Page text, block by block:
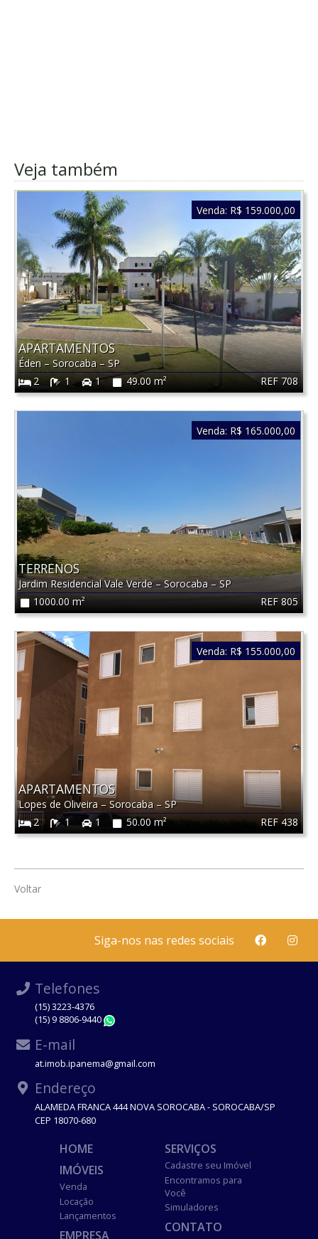
Veja também
REF 708
APARTAMENTOS
Éden –Sorocaba–SP
2
1 1 49.00 m²
Venda: R$ 159.000,00
REF 805
TERRENOS
Jardim Residencial Vale Verde–Sorocaba –SP
1000.00 m²
Venda: R$ 165.000,00
REF 438
APARTAMENTOS
Lopes de Oliveira – Sorocaba – SP
2
1 1 50.00 m²
Venda: R$ 155.000,00
Voltar
Siga-nos nas redes sociais
Telefones
(15) 3223-4376
(15) 9 8806-9440
E-mail
at.imob.ipanema@gmail.com
Endereço
ALAMEDA FRANCA 444 NOVA SOROCABA - SOROCABA/SP
CEP 18070-680
HOME
IMÓVEIS
Venda
Locação
Lançamentos
EMPRESA
SERVIÇOS
Cadastre seu Imóvel
Encontramos para
Você
Simuladores
CONTATO